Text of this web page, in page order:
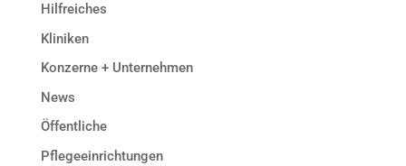
Hilfreiches
Kliniken
Konzerne + Unternehmen
News
Öffentliche
Pflegeeinrichtungen